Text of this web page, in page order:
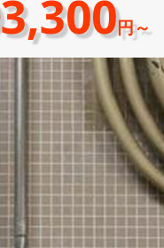
3,300円～